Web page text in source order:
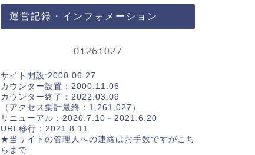
運営記録・インフォメーション
サイト開設:2000.06.27
カウンター設置：2000.11.06
カウンター終了：2022.03.09
（アクセス集計最終：1,261,027）
リニューアル：2020.7.10－2021.6.20
URL移行：2021.8.11
★当サイトの管理人への連絡はお手数ですがこち
らまで